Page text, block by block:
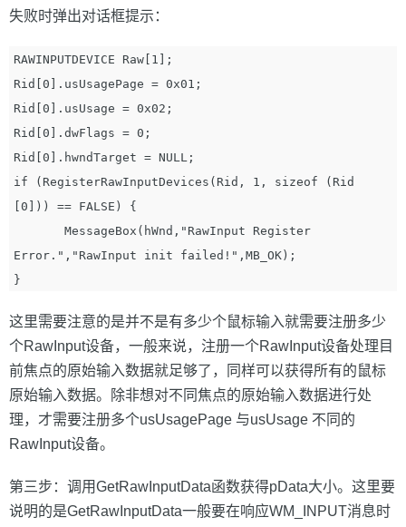
失败时弹出对话框提示：
RAWINPUTDEVICE Raw[1];
Rid[0].usUsagePage = 0x01;
Rid[0].usUsage = 0x02;
Rid[0].dwFlags = 0;
Rid[0].hwndTarget = NULL;
if (RegisterRawInputDevices(Rid, 1, sizeof (Rid
[0])) == FALSE) {
MessageBox(hWnd,"RawInput Register
Error.","RawInput init failed!",MB_OK);
这里需要注意的是并不是有多少个鼠标输入就需要注册多少
个RawInput设备，一般来说，注册一个RawInput设备处理目
前焦点的原始输入数据就足够了，同样可以获得所有的鼠标
原始输入数据。除非想对不同焦点的原始输入数据进行处
理，才需要注册多个usUsagePage 与usUsage 不同的
RawInput设备。
第三步：调用GetRawInputData函数获得pData大小。这里要
说明的是GetRawInputData一般要在响应WM_INPUT消息时